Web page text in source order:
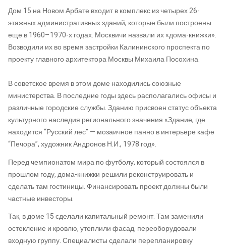
Дом 15 на Новом Арбате входит в комплекс из четырех 26-
этажных административных зданий, которые были построены
еще в 1960–1970-х годах. Москвичи назвали их «дома-книжки».
Возводили их во время застройки Калининского проспекта по
проекту главного архитектора Москвы Михаила Посохина.
В советское время в этом доме находились союзные
министерства. В последние годы здесь располагались офисы и
различные городские службы. Зданию присвоен статус объекта
культурного наследия регионального значения «Здание, где
находится “Русский лес” — мозаичное панно в интерьере кафе
“Печора”, художник Андронов Н.И., 1978 год».
Перед чемпионатом мира по футболу, который состоялся в
прошлом году, дома-книжки решили реконструировать и
сделать там гостиницы. Финансировать проект должны были
частные инвесторы.
Так, в доме 15 сделали капитальный ремонт. Там заменили
остекление и кровлю, утеплили фасад, переоборудовали
входную группу. Специалисты сделали перепланировку